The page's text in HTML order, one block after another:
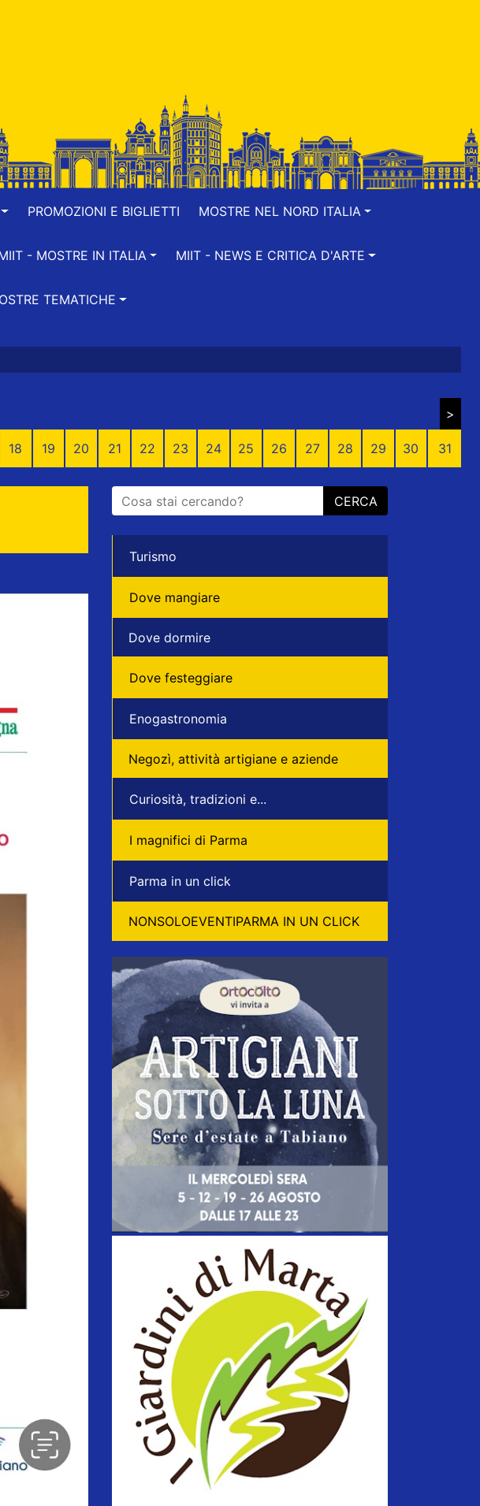
PROMOZIONI E BIGLIETTI MOSTRE NEL NORD ITALIA
- MOSTRE IN ITALIA MIIT - NEWS E CRITICA D'ARTE
TEMATICHE
>
18 19 20 21 22 23 24 25 26 27 28 29 30 31
CERCA
Turismo
Dove mangiare
Dove dormire
Dove festeggiare
Enogastronomia
Negozì, attività artigiane e aziende
Curiosità, tradizioni e...
I magnifici di Parma
Parma in un click
NONSOLOEVENTIPARMA IN UN CLICK